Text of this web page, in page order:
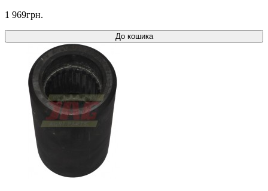
1 969грн.
До кошика